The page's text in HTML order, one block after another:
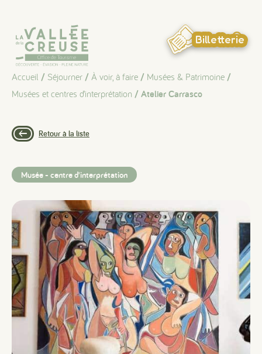
Billetterie
Accueil / Séjourner / À voir, à faire / Musées & Patrimoine /
Musées et centres d’interprétation / Atelier Carrasco
Retour à la liste
Musée - centre d'interprétation